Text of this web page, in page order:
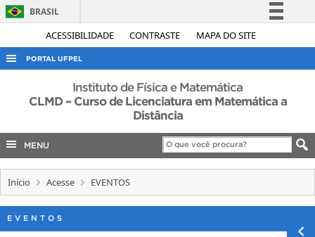
ACESSIBILIDADE CONTRASTE MAPA DO SITE
BRASIL
Simplifique!
Acesso à informação
Canais
PORTAL UFPEL
ACESSO À INFORMAÇÃO
AUDITORIA
EDITAIS
Instituto de Física e Matemática
CLMD – Curso de Licenciatura em Matemática a
Distância
MENU
Início Acesse EVENTOS
EVENTOS